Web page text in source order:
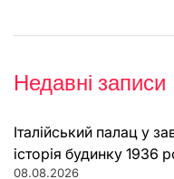
Недавні записи
Італійський палац у
історія будинку 1936
08.08.2026